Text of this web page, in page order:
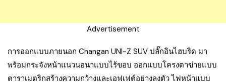
Advertisement
การออกแบบภายนอก Changan UNI-Z SUV ปลั๊กอินไฮบริด มา
พร้อมกระจังหน้าแนวนอนาแบบไร้ขอบ ออกแบบโครงตาข่ายแบบ
ตาราเมตริกสร้างความกว้างและเอฟเฟต์อย่างลงตัว ไฟหน้าแบบ